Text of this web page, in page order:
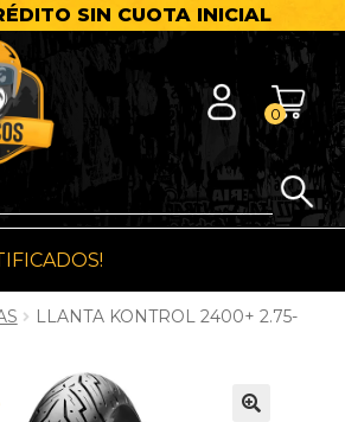
SIN CUOTA INICIAL
0
LLANTA KONTROL 2400+ 2.75-